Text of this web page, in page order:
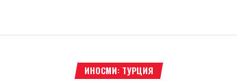
ИНОСМИ: ТУРЦИЯ